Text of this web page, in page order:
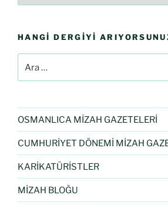
HANGI DERGIYI
OSMANLICA MİZAH GAZETELERİ
CUMHURİYET DÖNEMİ MİZAH
KARİKATÜRİSTLER
MİZAH BLOĞU